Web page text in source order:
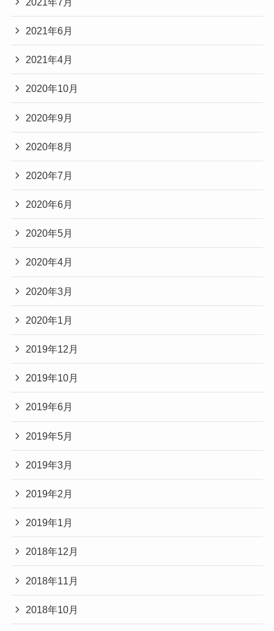
2021年6月
2021年4月
2020年10月
2020年9月
2020年8月
2020年7月
2020年6月
2020年5月
2020年4月
2020年3月
2020年1月
2019年12月
2019年10月
2019年6月
2019年5月
2019年3月
2019年2月
2019年1月
2018年12月
2018年11月
2018年10月